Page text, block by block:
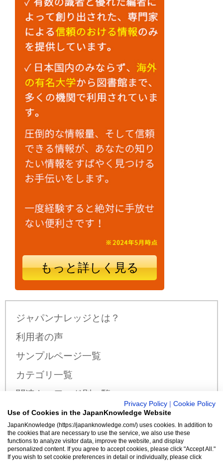
もっと詳しく見る
ジャパンナレッジとは？
利用者の声
サンプルページ一覧
カテゴリ一覧
関連キーワード別一覧
サンプル公開辞書・事典一覧
料金・収録コンテンツ
Privacy Policy
Cookie Policy
Use of Cookies in the JapanKnowledge Website
JapanKnowledge (https://japanknowledge.com/) uses cookies. In addition to
the cookies that are necessary to use the service, we also use these
functions to analyze visitor data, improve the website, and display
personalized content. If you agree to accept cookies, please click "Accept All."
If you wish to set cookie preferences in detail or individually, please click